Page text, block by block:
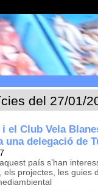
del 27/01/
el Club Vela
una delegació de
país s’han
els projectes, les